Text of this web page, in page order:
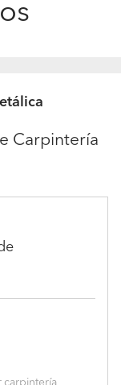
Carpintería
carpintería